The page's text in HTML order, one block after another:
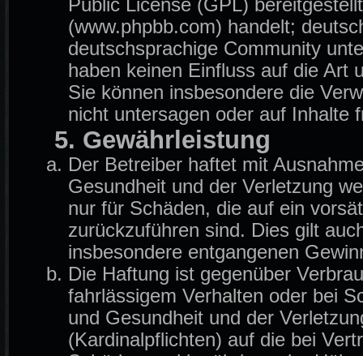
Public License (GPL)
(www.phpbb.com) handelt;
deutschsprachige Community
haben keinen Einfluss auf die Art
Sie können insbesondere die
nicht untersagen oder auf Inhalte
5. Gewährleistung
Der Betreiber haftet mit
Gesundheit und der Verletzung
nur für Schäden, die auf ein
zurückzuführen sind. Dies gilt
insbesondere entgangenen
Die Haftung ist gegenüber
fahrlässigem Verhalten oder bei
und Gesundheit und der
(Kardinalpflichten) auf die bei